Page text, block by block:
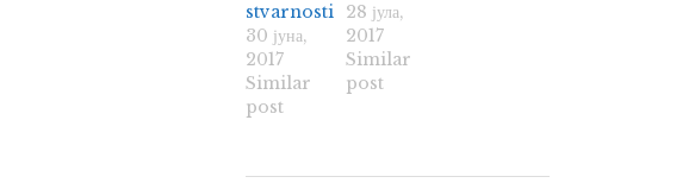
stvarnosti
30 јуна,
2017
Similar
post
28 јула,
2017
Similar
post